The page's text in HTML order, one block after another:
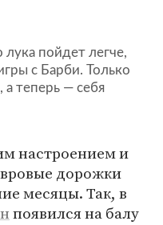
лука пойдет легче,
с Барби. Только
а теперь — себя
настроением и
дорожки
месяцы. Так, в
появился на балу